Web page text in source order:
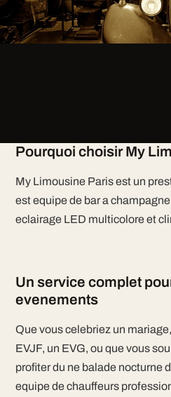
Pourquoi choisir My
My Limousine Paris est un
est equipe de bar a
eclairage LED multicolore et
Un service complet
evenements
Que vous celebriez un
EVJF, un EVG, ou que vous
profiter du ne balade nocturne
equipe de chauffeurs